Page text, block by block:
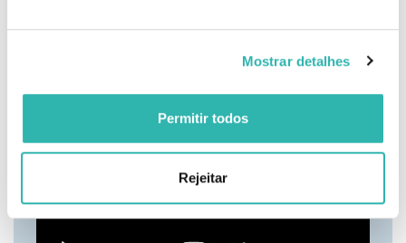
Mostrar detalhes
Permitir todos
Rejeitar